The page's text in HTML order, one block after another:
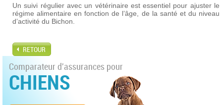
Un suivi régulier avec un vétérinaire est essentiel pour ajuster le
régime alimentaire en fonction de l’âge, de la santé et du niveau
d’activité du Bichon.
RETOUR
Comparateur d'assurances pour
CHIENS